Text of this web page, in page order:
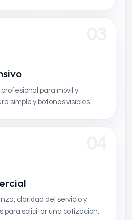
para móvil y
simple y botones visibles.
claridad del servicio y
para solicitar una cotización.